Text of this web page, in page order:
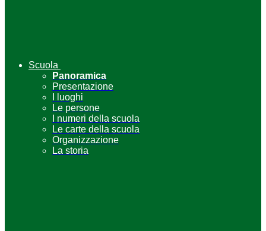
Scuola
Panoramica
Presentazione
I luoghi
Le persone
I numeri della scuola
Le carte della scuola
Organizzazione
La storia